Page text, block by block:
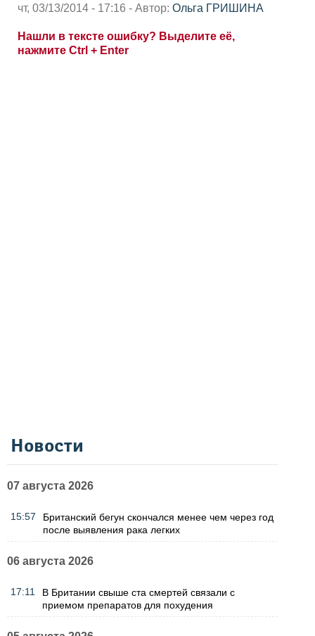
чт, 03/13/2014 - 17:16 - Автор: Ольга ГРИШИНА
Нашли в тексте ошибку? Выделите её,
нажмите Ctrl + Enter
Новости
07 августа 2026
15:57
Британский бегун скончался менее чем через год
после выявления рака легких
06 августа 2026
17:11
В Британии свыше ста смертей связали с
приемом препаратов для похудения